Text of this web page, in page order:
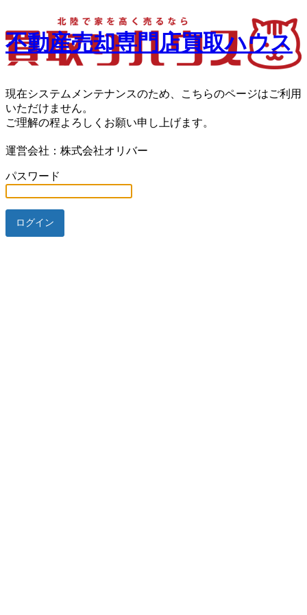
不動産売却専門店買取ハウス
現在システムメンテナンスのため、こちらのページはご利用
いただけません。
ご理解の程よろしくお願い申し上げます。
運営会社：株式会社オリバー
パスワード